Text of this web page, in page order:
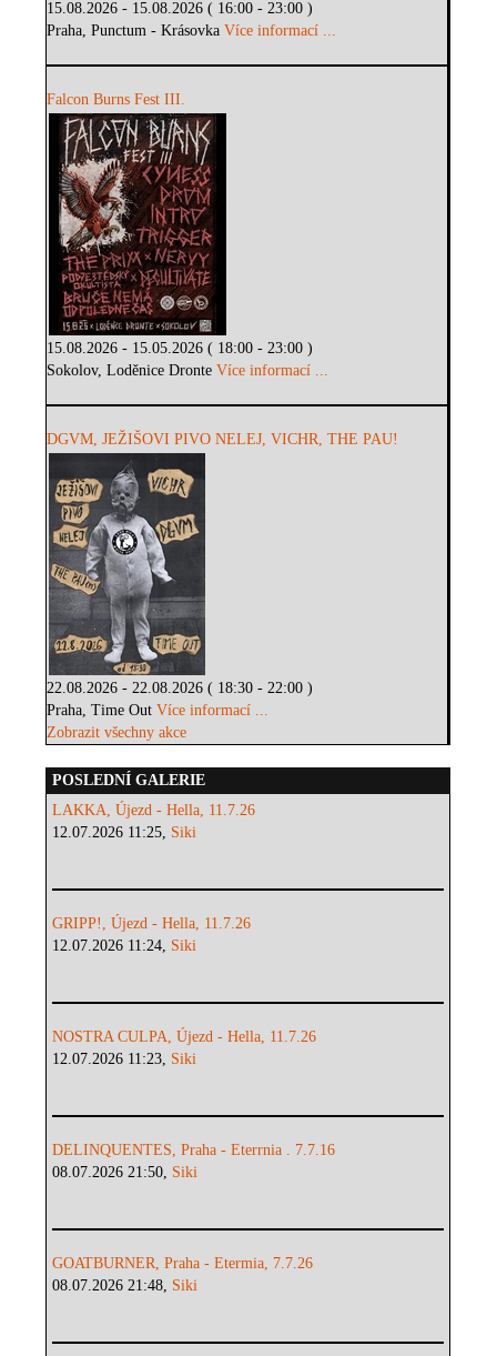
15.08.2026 - 15.08.2026 ( 16:00 - 23:00 )
Praha, Punctum - KrásovkaVíce informací ...
Falcon Burns Fest III.
15.08.2026 - 15.05.2026 ( 18:00 - 23:00 )
Sokolov, Loděnice DronteVíce informací ...
DGVM, JEŽIŠOVI PIVO NELEJ, VICHR, THE PAU!
22.08.2026 - 22.08.2026 ( 18:30 - 22:00 )
Praha, Time OutVíce informací ...
Zobrazit všechny akce
POSLEDNÍ GALERIE
LAKKA, Újezd - Hella, 11.7.26
12.07.2026 11:25, Siki
GRIPP!, Újezd - Hella, 11.7.26
12.07.2026 11:24, Siki
NOSTRA CULPA, Újezd - Hella, 11.7.26
12.07.2026 11:23, Siki
DELINQUENTES, Praha - Eterrnia . 7.7.16
08.07.2026 21:50, Siki
GOATBURNER, Praha - Etermia, 7.7.26
08.07.2026 21:48, Siki